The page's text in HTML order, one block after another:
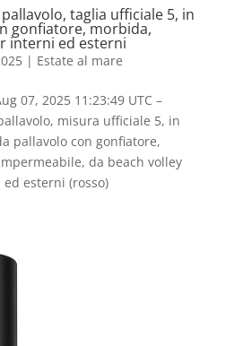
taglia ufficiale 5, in
gonfiatore, morbida,
interni ed esterni
| Estate al mare
07, 2025 11:23:49 UTC –
misura ufficiale 5, in
pallavolo con gonfiatore,
da beach volley
esterni (rosso)